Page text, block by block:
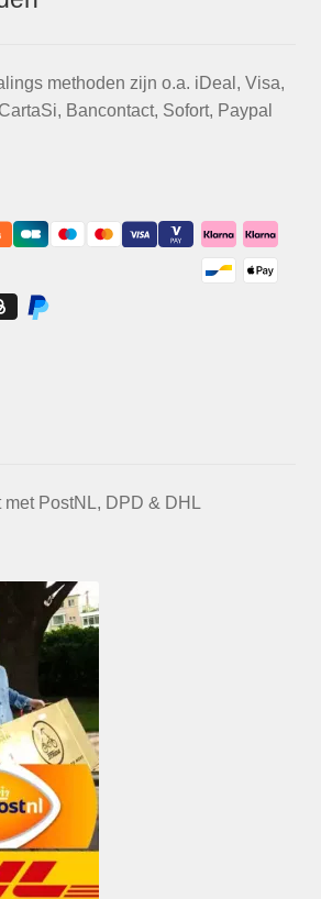
methoden zijn o.a. iDeal, Visa,
Bancontact, Sofort, Paypal
PostNL, DPD & DHL